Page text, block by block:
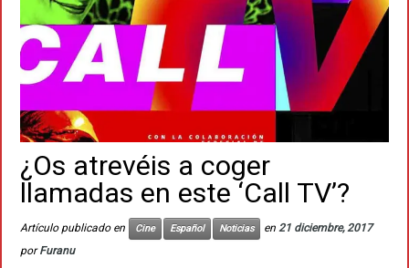
¿Os atrevéis a coger
llamadas en este ‘Call TV’?
Artículo publicado en Cine Español Noticias en 21 diciembre, 2017
porFuranu